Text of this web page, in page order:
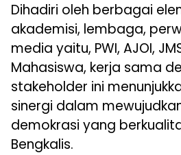
Dihadiri oleh berbagai
akademisi, lembaga,
media yaitu, PWI, AJOI,
Mahasiswa, kerja sama
stakeholder ini
sinergi dalam
demokrasi yang
Bengkalis.